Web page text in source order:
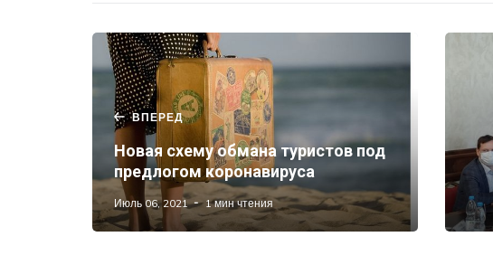
ВПЕРЕД
Новая схему обмана туристов под
предлогом коронавируса
Июль 06, 2021 1 мин чтения